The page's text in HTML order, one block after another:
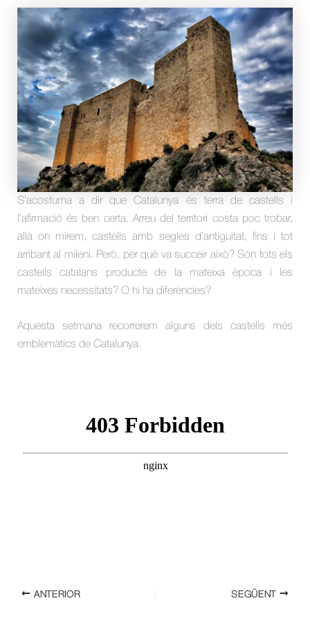
S’acostuma a dir que Catalunya és terra de castells i
l’afirmació és ben certa. Arreu del territori costa poc trobar,
allà on mirem, castells amb segles d’antiguitat, fins i tot
arribant al mileni. Però, per què va succeir això? Són tots els
castells catalans producte de la mateixa època i les
mateixes necessitats? O hi ha diferències?
Aquesta setmana recorrerem alguns dels castells més
emblemàtics de Catalunya.
ANTERIOR SEGÜENT